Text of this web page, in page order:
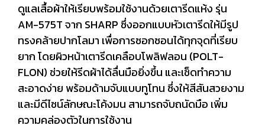
ดูแลเสื้อผ้าให้เรียบพร้อมใช้งานด้วยเตารีดแห้ง รุ่น
AM-575T จาก SHARP ซึ่งออกแบบหัวเตารีดให้มีรูป
ทรงคล้ายปากโลมา เพื่อการซอกซอนได้ทุกจุดที่เรียบ
ยาก โดยผิวหน้าเตารีดเคลือบโพลิฟลอน (POLT-
FLON) ช่วยให้รีดผ้าได้ลื่นมือยิ่งขึ้น และเช็ดทำความ
สะอาดง่าย พร้อมด้ามจับแบบทูโทน ซึ่งให้สีสันสวยงาม
และมีดีไซน์ลักษณะโค้งมน สามารถจับถนัดมือ เพิ่ม
ความคล่องตัวในการใช้งาน